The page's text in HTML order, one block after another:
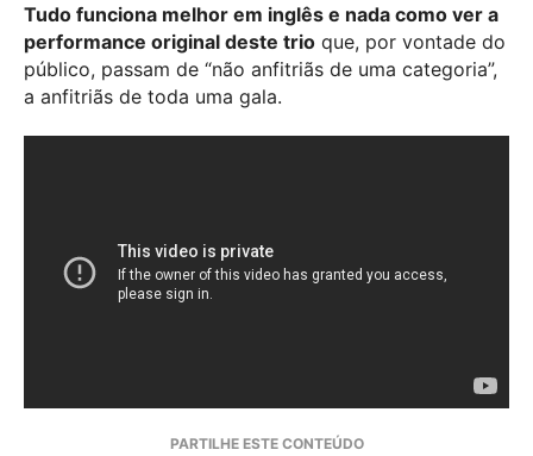
Tudo funciona melhor em inglês e nada como ver a
performance original deste trio que, por vontade do
público, passam de “não anfitriãs de uma categoria”,
a anfitriãs de toda uma gala.